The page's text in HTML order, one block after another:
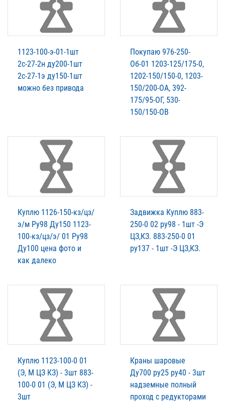
1123-100-э-01-1шт
2с-27-2н ду200-1шт
2с-27-1э ду150-1шт
можно без привода
Покупаю 976-250-
Об-01 1203-125/175-0,
1202-150/150-0, 1203-
150/200-ОА, 392-
175/95-ОГ, 530-
150/150-ОВ
Куплю 1126-150-кз/цз/
э/м Ру98 Ду150 1123-
100-кз/цз/э/ 01 Ру98
Ду100 цена фото и
как далеко
Задвижка Куплю 883-
250-0 02 ру98 - 1шт -Э
ЦЗ,КЗ. 883-250-0 01
ру137 - 1шт -Э ЦЗ,КЗ.
Куплю 1123-100-0 01
(Э, М ЦЗ КЗ) - 3шт 883-
100-0 01 (Э, М ЦЗ КЗ) -
3шт
Краны шаровые
Ду700 ру25 ру40 - 3шт
надземные полный
проход с редукторами